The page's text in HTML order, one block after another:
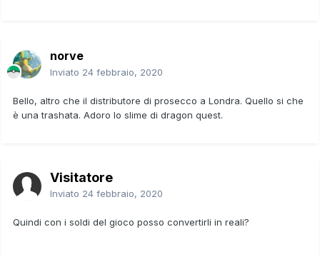
norve
Inviato 24 febbraio, 2020
Bello, altro che il distributore di prosecco a Londra. Quello si che
è una trashata. Adoro lo slime di dragon quest.
Visitatore
Inviato 24 febbraio, 2020
Quindi con i soldi del gioco posso convertirli in reali?